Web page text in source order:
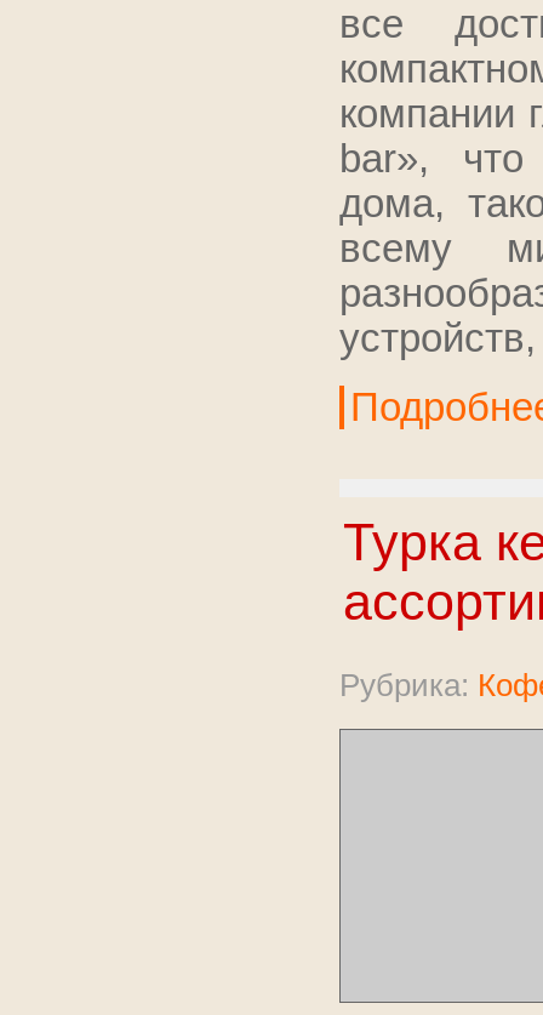
все
компании
bar», что
дома,
всему
Турка
Рубрика: